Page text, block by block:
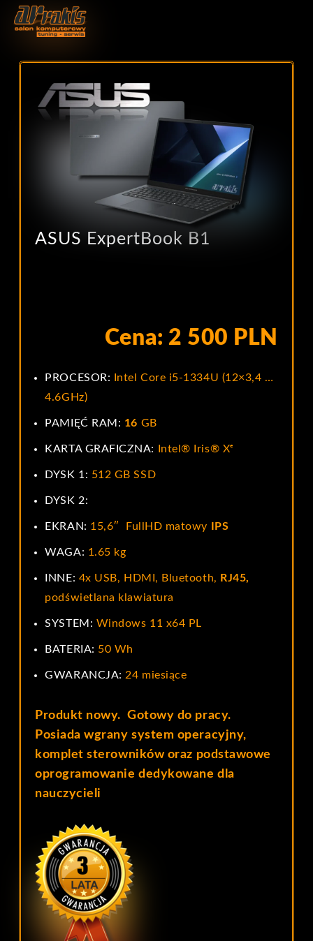
ASUS ExpertBook B1
Cena: 2 500 PLN
PROCESOR:
Intel Core i5-1334U (12×3,4 …
4.6GHz)
PAMIĘĆ RAM: 16 GB
KARTA GRAFICZNA: Intel® Iris® Xᵉ
DYSK 1: 512 GB SSD
DYSK 2:
EKRAN: 15,6″ FullHD matowy IPS
WAGA: 1.65 kg
INNE: 4x USB, HDMI, Bluetooth, RJ45,
podświetlana klawiatura
SYSTEM: Windows 11 x64 PL
BATERIA: 50 Wh
GWARANCJA: 24 miesiące
Produkt nowy. Gotowy do pracy.
Posiada wgrany system operacyjny,
komplet sterowników oraz podstawowe
oprogramowanie dedykowane dla
nauczycieli